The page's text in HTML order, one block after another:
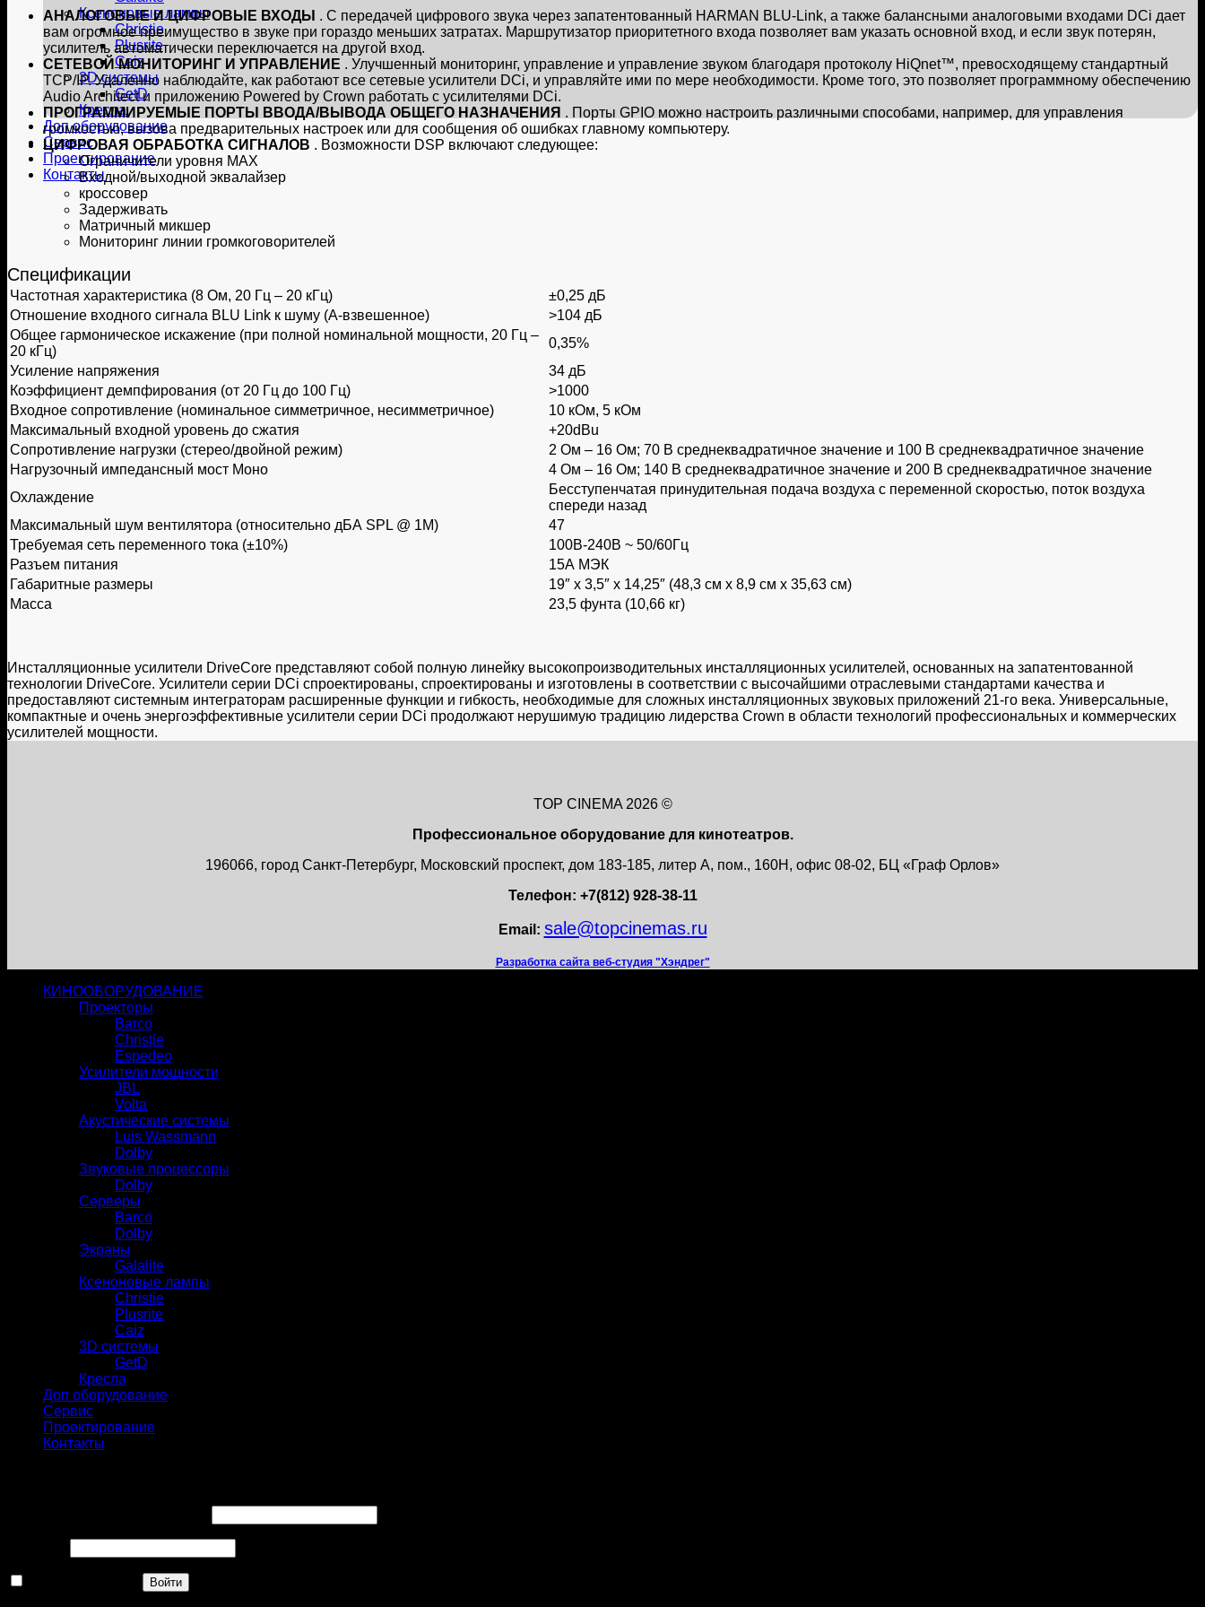
Ксеноновые лампы
Christie
Plusrite
Caiz
3D системы
GetD
Кресла
Доп оборудование
Сервис
Проектирование
Контакты
АНАЛОГОВЫЕ И ЦИФРОВЫЕ ВХОДЫ . С передачей цифрового звука через запатентованный HARMAN BLU-Link, а также балансными аналоговыми входами DCi дает
вам огромное преимущество в звуке при гораздо меньших затратах. Маршрутизатор приоритетного входа позволяет вам указать основной вход, и если звук потерян,
усилитель автоматически переключается на другой вход.
СЕТЕВОЙ МОНИТОРИНГ И УПРАВЛЕНИЕ . Улучшенный мониторинг, управление и управление звуком благодаря протоколу HiQnet™, превосходящему стандартный
TCP/IP. Удаленно наблюдайте, как работают все сетевые усилители DCi, и управляйте ими по мере необходимости. Кроме того, это позволяет программному обеспечению
Audio Architect и приложению Powered by Crown работать с усилителями DCi.
ПРОГРАММИРУЕМЫЕ ПОРТЫ ВВОДА/ВЫВОДА ОБЩЕГО НАЗНАЧЕНИЯ . Порты GPIO можно настроить различными способами, например, для управления
громкостью, вызова предварительных настроек или для сообщения об ошибках главному компьютеру.
ЦИФРОВАЯ ОБРАБОТКА СИГНАЛОВ . Возможности DSP включают следующее:
Ограничители уровня MAX
Входной/выходной эквалайзер
кроссовер
Задерживать
Матричный микшер
Мониторинг линии громкоговорителей
Спецификации
Частотная характеристика (8 Ом, 20 Гц – 20 кГц)
±0,25 дБ
Отношение входного сигнала BLU Link к шуму (A-взвешенное)
>104 дБ
Общее гармоническое искажение (при полной номинальной мощности, 20 Гц –
20 кГц)
0,35%
Усиление напряжения
34 дБ
Коэффициент демпфирования (от 20 Гц до 100 Гц)
>1000
Входное сопротивление (номинальное симметричное, несимметричное)
10 кОм, 5 кОм
Максимальный входной уровень до сжатия
+20dBu
Сопротивление нагрузки (стерео/двойной режим)
2 Ом – 16 Ом; 70 В среднеквадратичное значение и 100 В среднеквадратичное значение
Нагрузочный импедансный мост Моно
4 Ом – 16 Ом; 140 В среднеквадратичное значение и 200 В среднеквадратичное значение
Охлаждение
Бесступенчатая принудительная подача воздуха с переменной скоростью, поток воздуха
спереди назад
Максимальный шум вентилятора (относительно дБА SPL @ 1M)
47
Требуемая сеть переменного тока (±10%)
100В-240В ~ 50/60Гц
Разъем питания
15А МЭК
Габаритные размеры
19″ х 3,5″ х 14,25″ (48,3 см х 8,9 см х 35,63 см)
Масса
23,5 фунта (10,66 кг)
Инсталляционные усилители DriveCore представляют собой полную линейку высокопроизводительных инсталляционных усилителей, основанных на запатентованной
технологии DriveCore. Усилители серии DCi спроектированы, спроектированы и изготовлены в соответствии с высочайшими отраслевыми стандартами качества и
предоставляют системным интеграторам расширенные функции и гибкость, необходимые для сложных инсталляционных звуковых приложений 21-го века. Универсальные,
компактные и очень энергоэффективные усилители серии DCi продолжают нерушимую традицию лидерства Crown в области технологий профессиональных и коммерческих
усилителей мощности.
TOP CINEMA 2026 ©
Профессиональное оборудование для кинотеатров.
196066, город Санкт-Петербург, Московский проспект, дом 183-185, литер А, пом., 160Н, офис 08-02, БЦ «Граф Орлов»
Телефон: +7(812) 928-38-11
Email: sale@topcinemas.ru
Разработка сайта веб-студия "Хэндрег"
КИНООБОРУДОВАНИЕ
Проекторы
Barco
Christie
Espedeo
Усилители мощности
JBL
Volta
Акустические системы
Luis Wassmann
Dolby
Звуковые процессоры
Dolby
Серверы
Barco
Dolby
Экраны
Galalite
Ксеноновые лампы
Christie
Plusrite
Caiz
3D системы
GetD
Кресла
Доп оборудование
Сервис
Проектирование
Контакты
Войти